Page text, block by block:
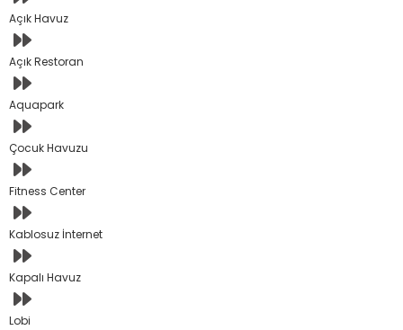
Açık Havuz
Açık Restoran
Aquapark
Çocuk Havuzu
Fitness Center
Kablosuz İnternet
Kapalı Havuz
Lobi